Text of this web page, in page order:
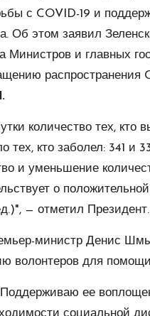
с COVID-19 и
Об этом заявил
Министров и главных
количество тех, кто
тех, кто заболел: 341 и
и уменьшение
о
— отметил Президент.
министр Денис
волонтеров для
ее
социальной